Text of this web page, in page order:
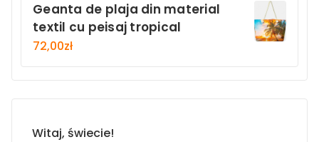
Geanta de plaja din material
textil cu peisaj tropical
72,00zł
Witaj, świecie!